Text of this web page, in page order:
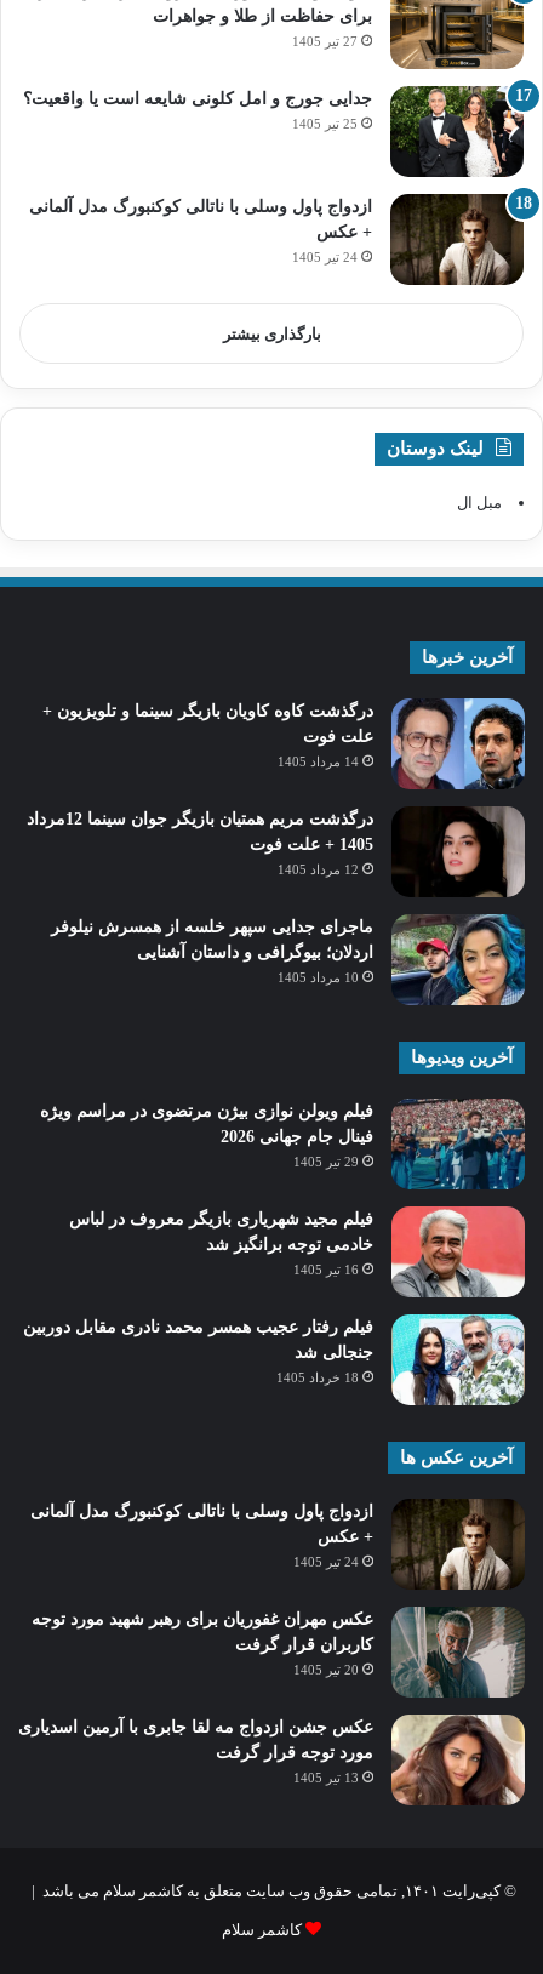
برای حفاظت از طلا و جواهرات
27 تیر 1405
جدایی جورج و امل کلونی شایعه است یا واقعیت؟
25 تیر 1405
ازدواج پاول وسلی با ناتالی کوکنبورگ مدل آلمانی
+ عکس
24 تیر 1405
بارگذاری بیشتر
لینک دوستان
مبل ال
آخرین خبرها
درگذشت کاوه کاویان بازیگر سینما و تلویزیون +
علت فوت
14 مرداد 1405
درگذشت مریم همتیان بازیگر جوان سینما 12مرداد
1405 + علت فوت
12 مرداد 1405
ماجرای جدایی سپهر خلسه از همسرش نیلوفر
اردلان؛ بیوگرافی و داستان آشنایی
10 مرداد 1405
آخرین ویدیوها
فیلم ویولن نوازی بیژن مرتضوی در مراسم ویژه
فینال جام جهانی 2026
29 تیر 1405
فیلم مجید شهریاری بازیگر معروف در لباس
خادمی توجه برانگیز شد
16 تیر 1405
فیلم رفتار عجیب همسر محمد نادری مقابل دوربین
جنجالی شد
18 خرداد 1405
آخرین عکس ها
ازدواج پاول وسلی با ناتالی کوکنبورگ مدل آلمانی
+ عکس
24 تیر 1405
عکس مهران غفوریان برای رهبر شهید مورد توجه
کاربران قرار گرفت
20 تیر 1405
عکس جشن ازدواج مه لقا جابری با آرمین اسدیاری
مورد توجه قرار گرفت
13 تیر 1405
© کپی‌رایت ۱۴۰۱, تمامی حقوق وب سایت متعلق به کاشمر سلام می باشد |
کاشمر سلام